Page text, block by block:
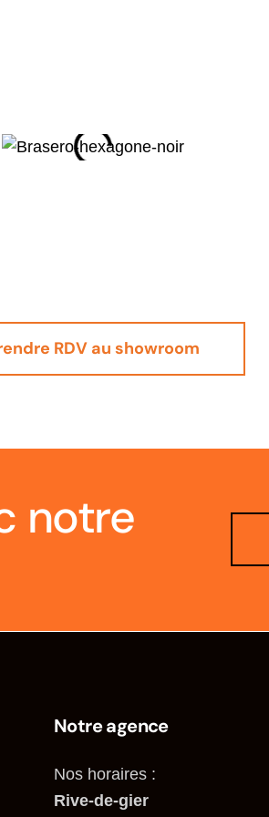
RDV au showroom
notre
Notre agence
Nos horaires :
Rive-de-gier